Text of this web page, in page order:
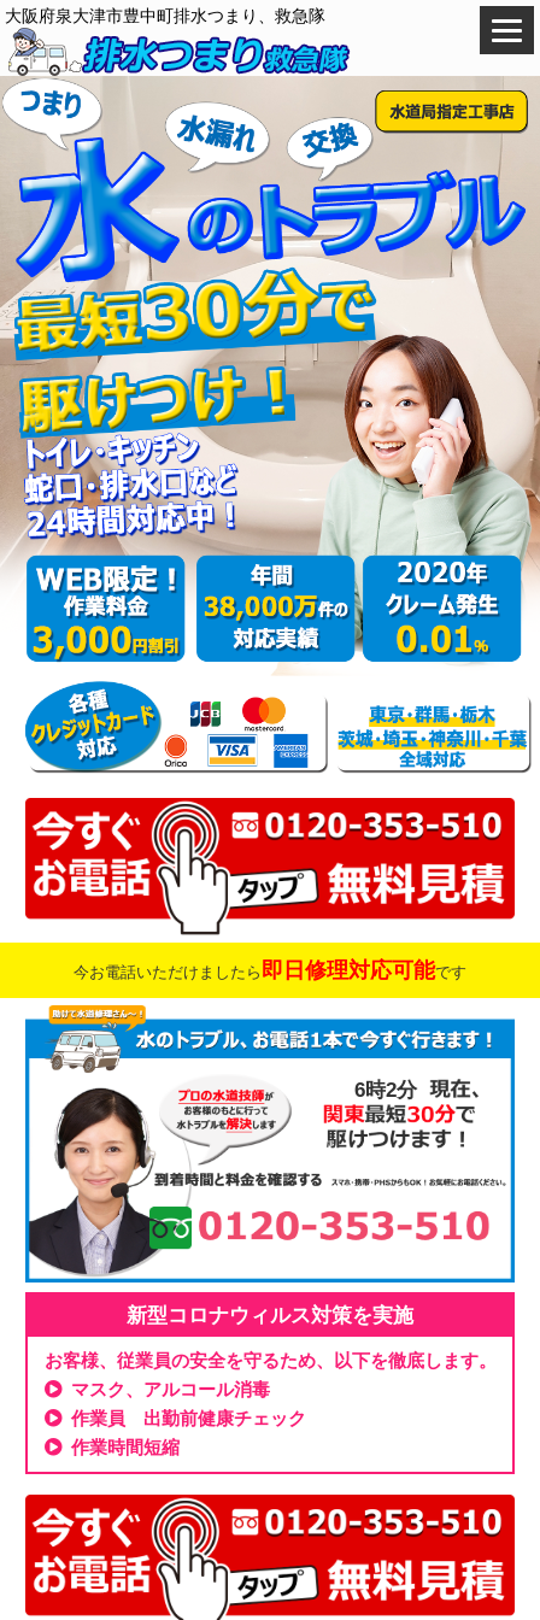
大阪府泉大津市豊中町排水つまり、救急隊
今お電話いただけましたら 即日修理対応可能です
6時2分
新型コロナウィルス対策を実施
お客様、従業員の安全を守るため、以下を徹底します。
マスク、アルコール消毒
作業員 出勤前健康チェック
作業時間短縮